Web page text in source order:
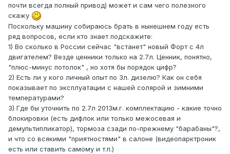
почти всегда полный привод) может и сам чего полезного
скажу
Поскольку машину собираюсь брать в нынешнем году есть
ряд вопросов, если кто знает подскажите:
1) Во сколько в России сейчас "встанет" новый Форт с 4л
двигателем? Везде ценники только на 2.7л. Ценник, понятно,
"плюс-минус потолок" , но хотя бы порядок цифр?
2) Есть ли у кого личный опыт по 3л. дизелю? Как он себя
показывает по эксплуатации с нашей солярой и зимними
температурами?
3) Где бы уточнить по 2.7л 2013м.г. комплектацию - какие точно
блокировки (есть дифлок или только межосевая и
демультипликатор), тормоза сзади по-прежнему "барабаны"?,
и что со всякими "приятностями" в салоне (видеопарктроник
есть или ставить самому и т.п.)